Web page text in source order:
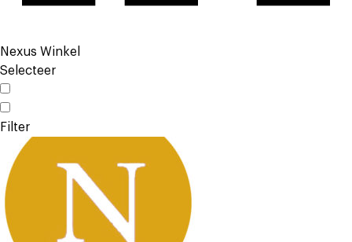
Nexus Winkel
Selecteer
Filter